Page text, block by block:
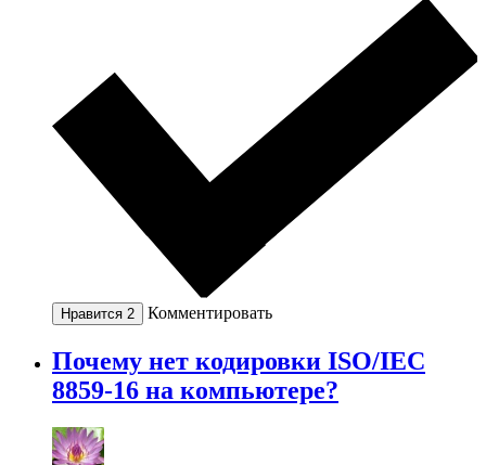
Нравится 2 Комментировать
Почему нет кодировки ISO/IEC
8859-16 на компьютере?